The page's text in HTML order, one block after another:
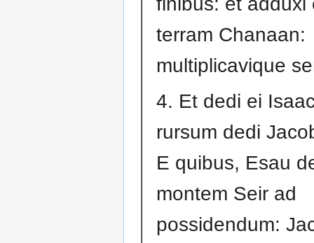
terram Chanaan:
multiplicavique
4. Et dedi ei
rursum dedi
E quibus, Esau
montem Seir ad
possidendum: